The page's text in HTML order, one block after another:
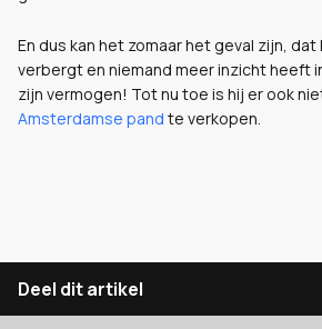
En dus kan het zomaar het geval zijn, dat
verbergt en niemand meer inzicht heeft
zijn vermogen! Tot nu toe is hij er ook
Amsterdamse pand te verkopen.
Deel dit artikel